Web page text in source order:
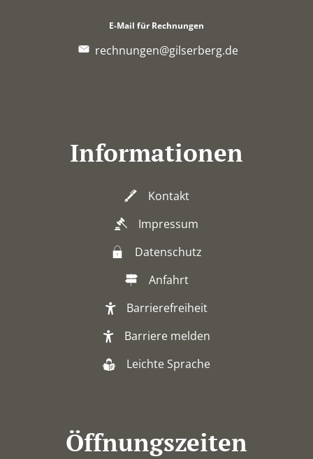
E-Mail für Rechnungen
rechnungen@gilserberg.de
Informationen
Kontakt
Impressum
Datenschutz
Anfahrt
Barrierefreiheit
Barriere melden
Leichte Sprache
Öffnungszeiten